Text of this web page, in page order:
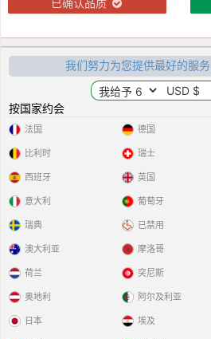
已确认品质
我们努力为您提供最好的服
按国家约会
法国
比利时
西班牙
意大利
瑞典
德国
瑞士
英国
葡萄牙
已禁用
澳大利亚
荷兰
奥地利
日本
摩洛哥
突尼斯
阿尔及利亚
埃及